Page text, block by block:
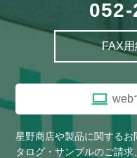
FAX用
web
星野商店や製品に関する
タログ・サンプルのご請